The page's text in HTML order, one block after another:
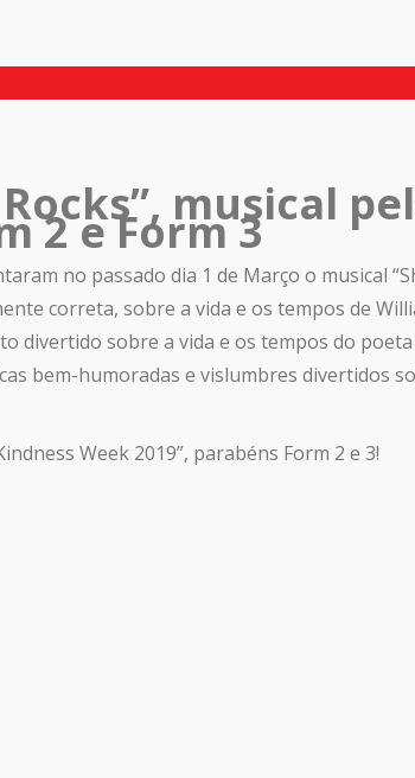
musical
2 e Form 3
no passado dia 1 de Março o musical
correta, sobre a vida e os tempos de
divertido sobre a vida e os tempos do
bem-humoradas e vislumbres divertidos
Week 2019”, parabéns Form 2 e 3!